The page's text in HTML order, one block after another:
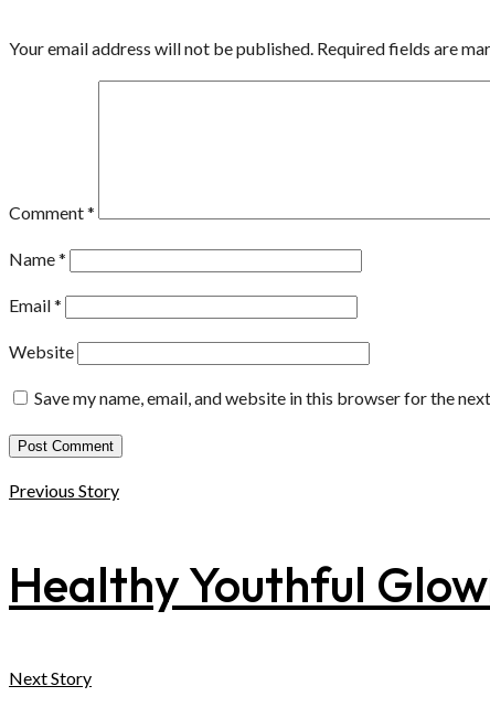
Your email address will not be published. Required fields are
Comment*
Name*
Email*
Website
Save my name, email, and website in this browser for the
Previous Story
Healthy Youthful
Next Story